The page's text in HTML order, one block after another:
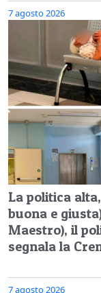
7 agosto 2026
La politica
buona e
Maestro), il
segnala la
7 agosto 2026